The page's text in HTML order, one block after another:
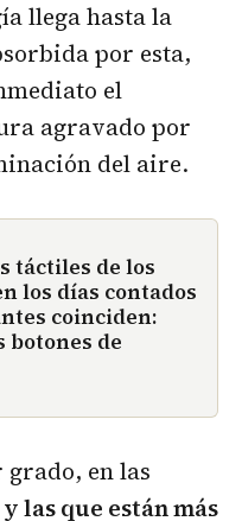
llega hasta la
por esta,
el
agravado por
del aire.
táctiles de los
los días contados
coinciden:
de
grado, en las
las que están más